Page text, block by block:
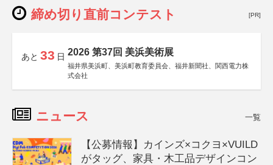
締め切り直前コンテスト [PR]
あと 33 日 2026 第37回 美浜美術展
福井県美浜町、美浜町教育委員会、福井新聞社、関西電力株
式会社
ニュース 一覧
【公募情報】カインズ×コクヨ×VUILD
がタッグ、家具・木工品デザインコン